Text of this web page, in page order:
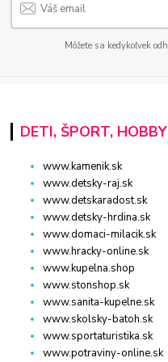
Môžete sa kedykoľvek
DETI, ŠPORT, HOBBY
www.kamenik.sk
www.detsky-raj.sk
www.detskaradost.sk
www.detsky-hrdina.sk
www.domaci-milacik.sk
www.hracky-online.sk
www.kupelna.shop
www.stonshop.sk
www.sanita-kupelne.sk
www.skolsky-batoh.sk
www.sportaturistika.sk
www.potraviny-online.sk